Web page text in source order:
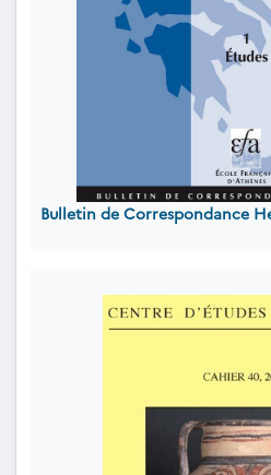
Bulletin de Correspondance